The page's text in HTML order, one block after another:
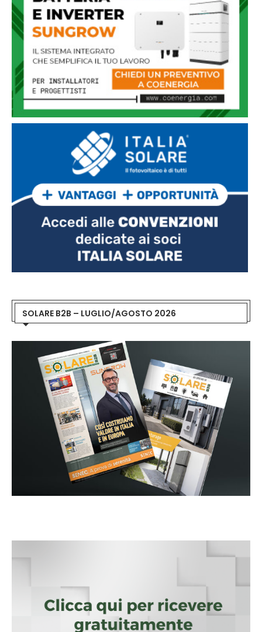
SOLARE B2B – LUGLIO/AGOSTO 2026